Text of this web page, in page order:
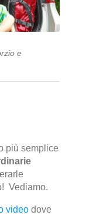
e
più semplice
Vediamo.
video dove